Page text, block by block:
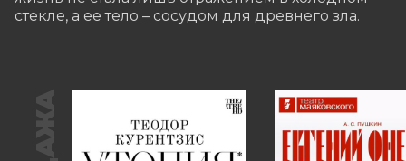
стекле, а ее тело – сосудом для древнего зла.